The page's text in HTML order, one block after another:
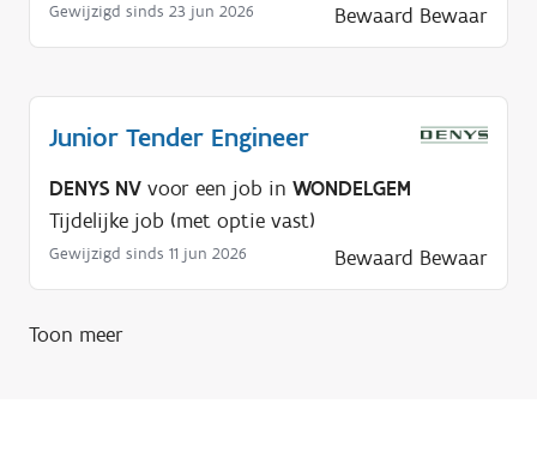
n
d
i
Gewijzigd sinds 23 jun 2026 Bewaard Bewaar
Junior Tender Engineer
DENYS NV voor een job in WONDELGEM
Tijdelijke job (met optie vast)
Gewijzigd sinds 11 jun 2026 Bewaard Bewaar
Toon meer